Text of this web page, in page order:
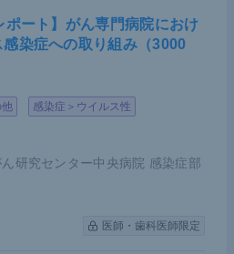
ポート】がん専門病院におけ
染症への取り組み（3000
他 感染症＞ウイルス性
研究センター中央病院 感染症部
医師・歯科医師限定